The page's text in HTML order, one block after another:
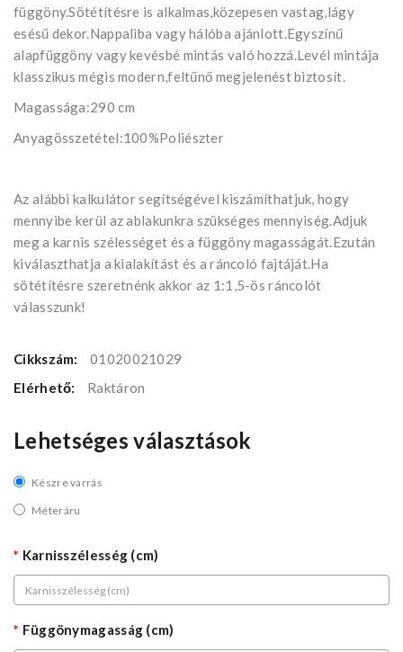
függöny.Sötétítésre is alkalmas,közepesen vastag,lágy
esésű dekor.Nappaliba vagy hálóba ajánlott.Egyszínű
alapfüggöny vagy kevésbé mintás való hozzá.Levél mintája
klasszikus mégis modern,feltűnő megjelenést biztosít.
Magassága:290 cm
Anyagösszetétel:100%Poliészter
Az alábbi kalkulátor segítségével kiszámíthatjuk, hogy
mennyibe kerül az ablakunkra szükséges mennyiség.Adjuk
meg a karnis szélességet és a függöny magasságát.Ezután
kiválaszthatja a kialakítást és a ráncoló fajtáját.Ha
sötétítésre szeretnénk akkor az 1:1,5-ös ráncolót
válasszunk!
Cikkszám:
01020021029
Elérhető:
Raktáron
Lehetséges választások
Készre varrás
Méteráru
Karnisszélesség (cm)
Függönymagasság (cm)